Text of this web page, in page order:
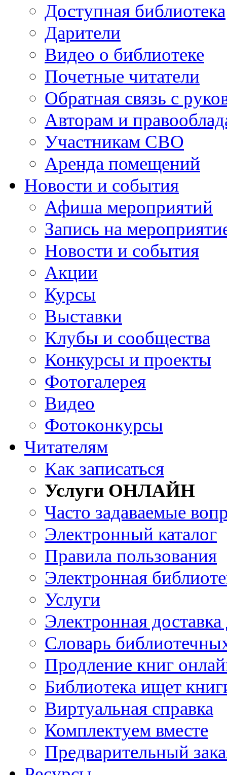
Доступная библиотека
Дарители
Видео о библиотеке
Почетные читатели
Обратная связь с
Авторам и
Участникам СВО
Аренда помещений
Новости и события
Афиша мероприятий
Запись на
Новости и события
Акции
Курсы
Выставки
Клубы и сообщества
Конкурсы и проекты
Фотогалерея
Видео
Фотоконкурсы
Читателям
Как записаться
Услуги ОНЛАЙН
Часто задаваемые
Электронный каталог
Правила пользования
Электронная
Услуги
Электронная
Словарь
Продление книг
Библиотека ищет
Виртуальная справка
Комплектуем вместе
Предварительный